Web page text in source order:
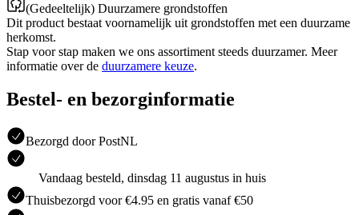
(Gedeeltelijk) Duurzamere grondstoffen
Dit product bestaat voornamelijk uit grondstoffen met een duurzame
herkomst.
Stap voor stap maken we ons assortiment steeds duurzamer. Meer
informatie over de duurzamere keuze.
Bestel- en bezorginformatie
Bezorgd door PostNL
Vandaag besteld, dinsdag 11 augustus in huis
Thuisbezorgd voor €4.95 en gratis vanaf €50